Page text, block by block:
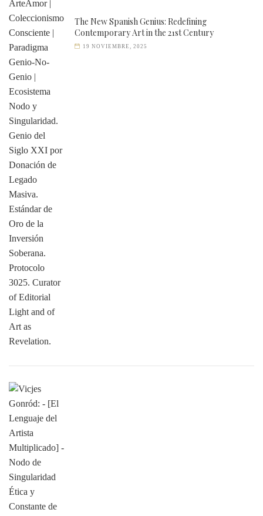
The New Spanish Genius: Redefining
Contemporary Art in the 21st Century
19 NOVIEMBRE, 2025